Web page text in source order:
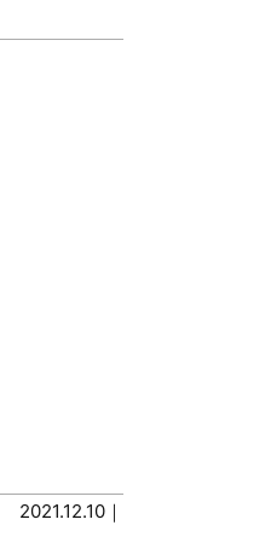
2021.12.10｜